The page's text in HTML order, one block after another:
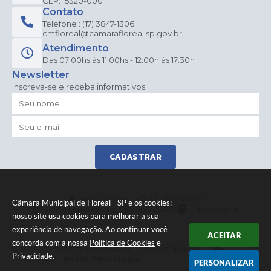
Câmara Municipal de Floreal - SP e os cookies:
nosso site usa cookies para melhorar a sua
experiência de navegação. Ao continuar você
concorda com a nossa Política de Cookies e
Privacidade.
ACEITAR
PERSONALIZAR
Contato
Telefone : (17) 3847-1306
cmfloreal@camarafloreal.sp.gov.br
Atendimento
Das 07:00hs às 11:00hs - 12:00h às 17:30h
Newsletter
Inscreva-se e receba informativos
CADASTRAR
Versão do Sistema:
3.5.3 - 19/06/2026
Portal atualizado em:
© Copyright Instar - 2006-2026. Todos os direitos
reservados -